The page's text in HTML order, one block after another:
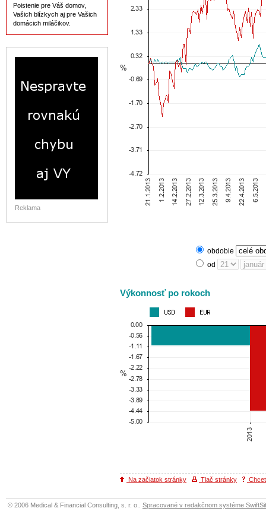
Poistenie pre Váš domov,
Vašich blízkych aj pre Vašich
domácich miláčikov.
Reklama
obdobie
od
Výkonnosť po rokoch
Na začiatok stránky Tlač stránky
© 2006 Medical & Financial Consulting, s. r. o.. Spracované v redakčnom systéme